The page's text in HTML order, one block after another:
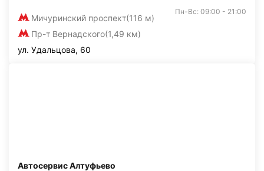
Мичуринский проспект(116 м)
Пр-т Вернадского(1,49 км)
Пн-Вс: 09:00 - 21:00
ул. Удальцова, 60
Автосервис Алтуфьево